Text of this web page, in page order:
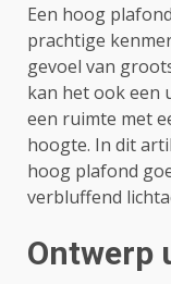
Een hoog
prachtige
gevoel van
kan het ook een
een ruimte met
hoogte. In dit
hoog plafond
verbluffend
Ontwerp